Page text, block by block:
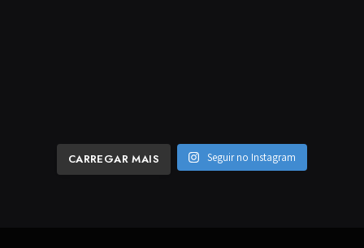
CARREGAR MAIS Seguir no Instagram